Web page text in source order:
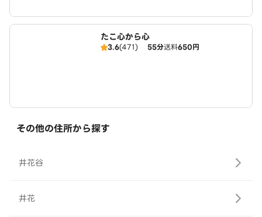
たこ心から心
3.6(471) 55分送料650円
その他の住所から探す
井花谷
井花